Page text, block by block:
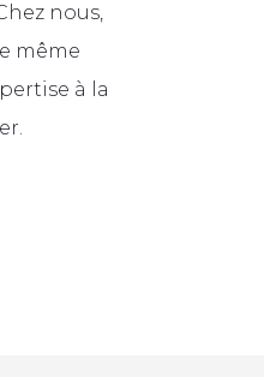
nous,
même
à la